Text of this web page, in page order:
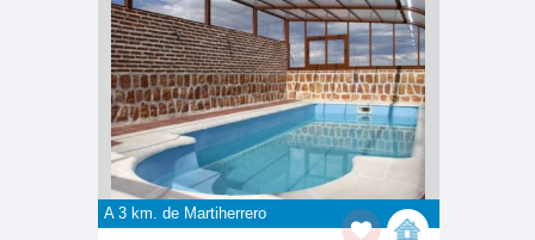
A 3 km. de Martiherrero